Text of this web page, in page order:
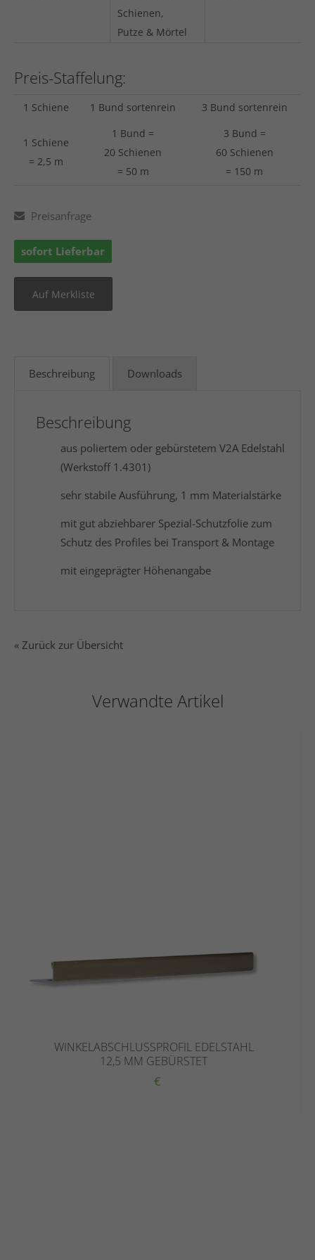
Schienen,
Putze & Mörtel
Preis-Staffelung:
1 Schiene 1 Bund sortenrein 3 Bund sortenrein
1 Schiene
= 2,5 m
1 Bund =
20 Schienen
= 50 m
3 Bund =
60 Schienen
= 150 m
Preisanfrage
sofort Lieferbar
Beschreibung Downloads
Beschreibung
aus poliertem oder gebürstetem V2A Edelstahl
(Werkstoff 1.4301)
sehr stabile Ausführung, 1 mm Materialstärke
mit gut abziehbarer Spezial-Schutzfolie zum
Schutz des Profiles bei Transport & Montage
mit eingeprägter Höhenangabe
« Zurück zur Übersicht
Verwandte Artikel
WINKELABSCHLUSSPROFIL EDELSTAHL
12,5 MM GEBÜRSTET
€